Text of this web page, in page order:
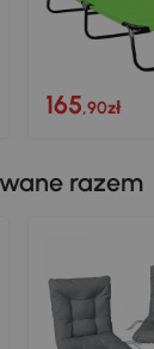
165,90zł
razem